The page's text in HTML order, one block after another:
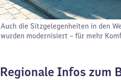
Auch die Sitzgelegenheiten in den
wurden modernisiert – für mehr
Regionale Infos zum